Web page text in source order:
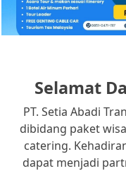
Selamat
PT. Setia Abadi
dibidang paket
catering.
dapat menjadi